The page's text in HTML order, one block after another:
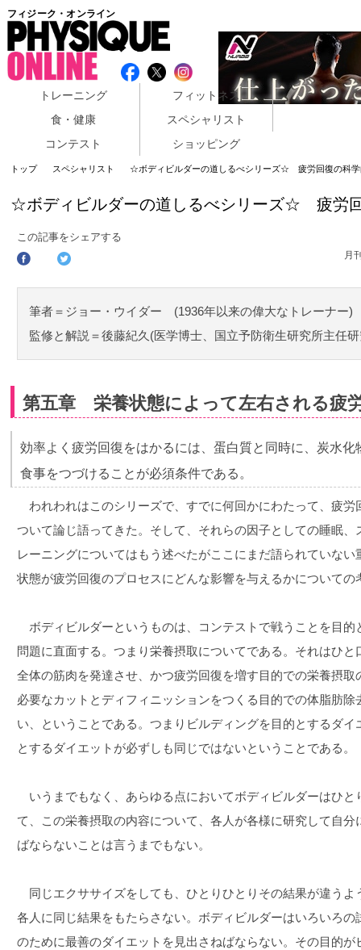
フィジーク・オンライン
トレーニング
フィットネス
食・健康
スペシャリスト
コンテスト
ショッピング
トップ スペシャリスト ☆ボディビルダーの道しるべシリーズ☆ 疲労回復の科学
☆ボディビルダーの道しるべシリーズ☆ 疲労
この記事をシェアする
月
筆者＝ジョー・ウイダー (1936年以来の偉大なトレーナ
監修と解説＝後藤紀久(医学博士、国立予防衛生研究所主任
第五章 栄養状態によって左右される疲
効率よく疲労回復をはかるには、蛋白質と同時に、炭水
食事をつづけることが必須条件である。
われわれはこのシリーズで、すでに何回かにわたって、疲労
ついて論じ語ってきた。そして、それらの因子としての睡眠
レーニングについてはもう述べたがここにまだ語られていな
状態が疲労回復のプロセスにどんな影響を与えるかについての
ボディビルダーというものは、コンテストで戦うことを目的
問題に直面する。つまり栄養摂取についてである。それはひ
全体の筋肉を発達させ、かつ疲労回復を増す目的での栄養摂
必要なカットとディフィニッションをつくる目的での体脂肪
い、ということである。つまりビルディングを目的とするダ
とするダイエットが必ずしも同じではないということである。
いうまでもなく、あらゆる点においてボディビルダーはひと
て、この栄養摂取の内容について、各人が各様に研究して自
ばならないことは言うまでもない。
同じエクササイズをしても、ひとりひとりその結果が違うよ
各人に同じ結果をもたらさない。ボディビルダーはいろいろ
のために最善のダイエットを見出さねばならない。その目的